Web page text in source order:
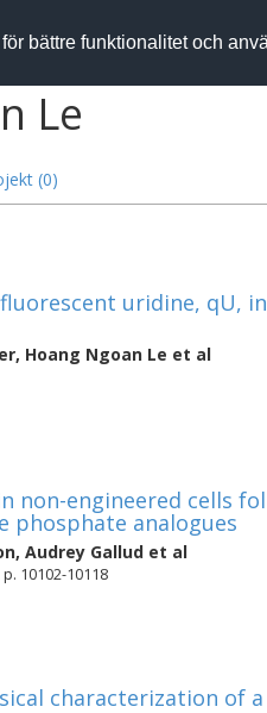
bättre funktionalitet och
Le
(0)
uridine, qU,
, Hoang Ngoan Le et al
non-engineered cells
phosphate analogues
, Audrey Gallud et al
10102-10118
characterization of